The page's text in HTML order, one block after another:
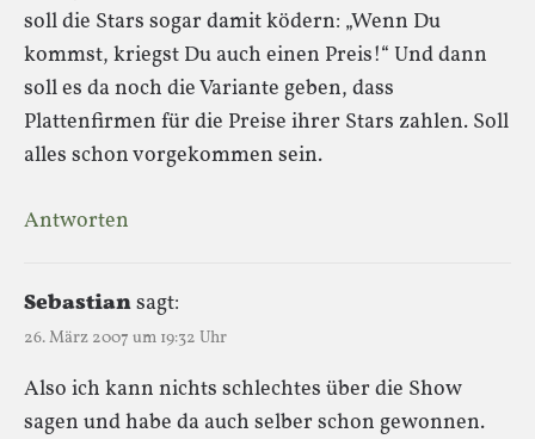
soll die Stars sogar damit ködern: „Wenn Du
kommst, kriegst Du auch einen Preis!“ Und dann
soll es da noch die Variante geben, dass
Plattenfirmen für die Preise ihrer Stars zahlen. Soll
alles schon vorgekommen sein.
Antworten
Sebastiansagt:
26. März 2007 um 19:32 Uhr
Also ich kann nichts schlechtes über die Show
sagen und habe da auch selber schon gewonnen.